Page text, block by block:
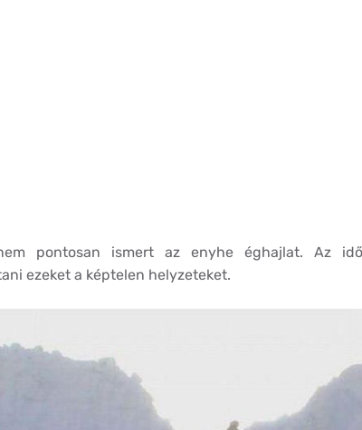
nem pontosan ismert az enyhe éghajlat. Az
ezeket a képtelen helyzeteket.